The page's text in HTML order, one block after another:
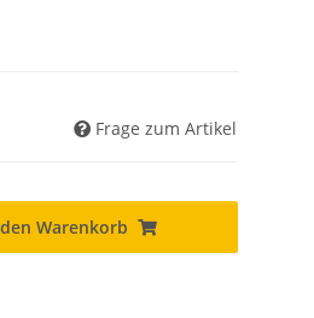
Frage zum Artikel
Warenkorb